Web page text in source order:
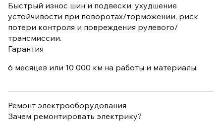
Быстрый износ шин и подвески, ухудшение
устойчивости при поворотах/торможении, риск
потери контроля и повреждения рулевого/
трансмиссии.
Гарантия
6 месяцев или 10 000 км на работы и материалы.
Ремонт электрооборудования
Зачем ремонтировать электрику?